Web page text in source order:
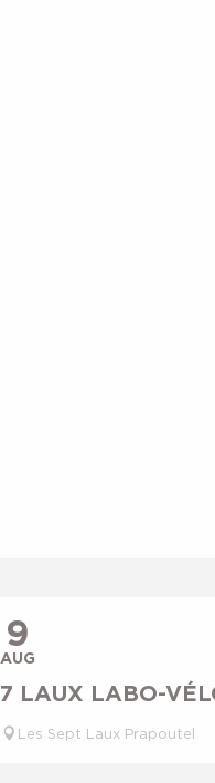
9
AUG
7 LAUX LABO-
Les Sept Laux Prapoutel